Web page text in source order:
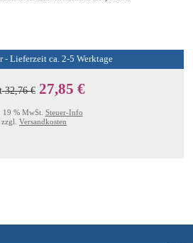
- Lieferzeit ca. 2-5 Werktage
32,76 € 27,85 €
% MwSt. Steuer-Info
zzgl. Versandkosten